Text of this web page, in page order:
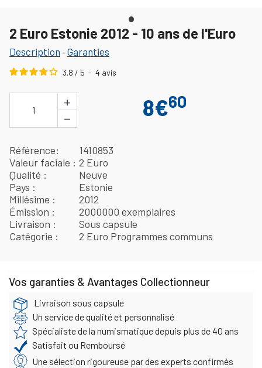
2 Euro Estonie 2012 - 10 ans de l'Euro
Description -Garanties
3.8 / 5 - 4 avis
1
+
−
8€60
Référence
1410853
Valeur faciale
2 Euro
Qualité
Neuve
Pays
Estonie
Millésime
2012
Émission
2000000 exemplaires
Livraison
Sous capsule
Catégorie
2 Euro Programmes communs
Vos garanties & Avantages Collectionneur
Livraison sous capsule
Un service de qualité et personnalisé
Spécialiste de la numismatique depuis plus de 40 ans
Satisfait ou Remboursé
Une sélection rigoureuse par des experts confirmés